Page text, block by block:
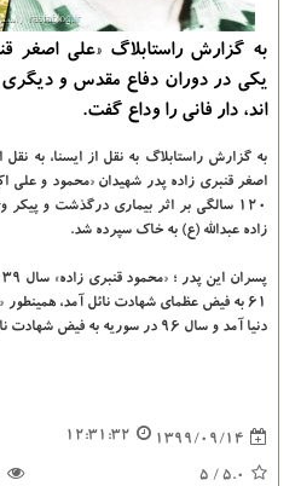
به گزارش راستابلاگ «علی اصغر
یکی در دوران دفاع مقدس و
اند، دار فانی را وداع گفت.
به گزارش راستابلاگ به نقل از ایسنا، به نقل
اصغر قنبری زاده پدر شهیدان «محمود و علی
۱۲۰ سالگی بر اثر بیماری درگذشت و پیکر وی پس از
زاده عبدالله (ع) به خاک سپرده شد.
دنیا آمد و سال ۹۶ در سوریه به فیض شهادت نائل آمد.
1399/09/14
12:31:32
5.0
/ 5